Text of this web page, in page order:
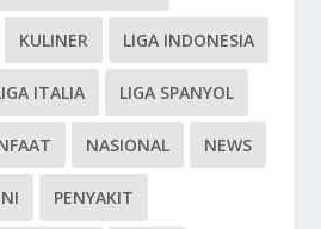
KULINER LIGA INDONESIA
ITALIA LIGA SPANYOL
NASIONAL NEWS
PENYAKIT